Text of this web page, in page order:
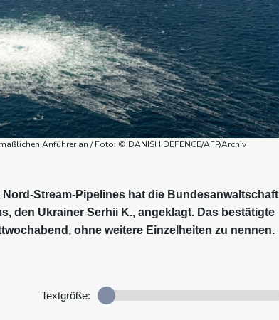
Anführer an / Foto: © DANISH DEFENCE/AFP/Archiv
Stream-Pipelines hat die Bundesanwaltschaft
den Ukrainer Serhii K., angeklagt. Das bestätigte
ohne weitere Einzelheiten zu nennen.
Textgröße: